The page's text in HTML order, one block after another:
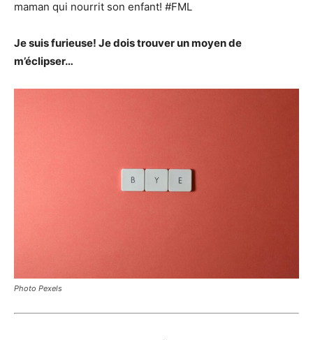
maman qui nourrit son enfant! #FML
Je suis furieuse! Je dois trouver un moyen de
m’éclipser…
Photo Pexels